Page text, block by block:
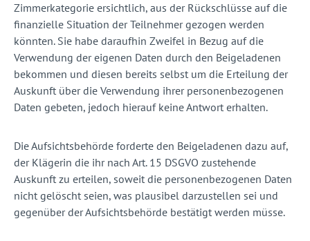
Zimmerkategorie ersichtlich, aus der Rückschlüsse auf die
finanzielle Situation der Teilnehmer gezogen werden
könnten. Sie habe daraufhin Zweifel in Bezug auf die
Verwendung der eigenen Daten durch den Beigeladenen
bekommen und diesen bereits selbst um die Erteilung der
Auskunft über die Verwendung ihrer personenbezogenen
Daten gebeten, jedoch hierauf keine Antwort erhalten.
Die Aufsichtsbehörde forderte den Beigeladenen dazu auf,
der Klägerin die ihr nach Art. 15 DSGVO zustehende
Auskunft zu erteilen, soweit die personenbezogenen Daten
nicht gelöscht seien, was plausibel darzustellen sei und
gegenüber der Aufsichtsbehörde bestätigt werden müsse.